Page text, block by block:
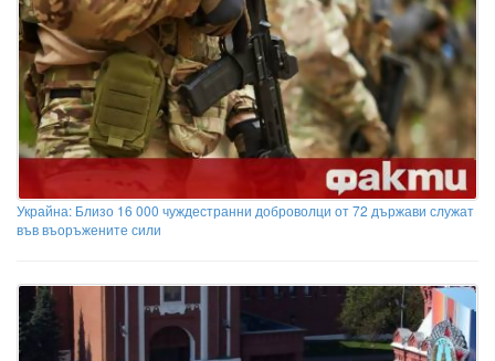
Украйна: Близо 16 000 чуждестранни доброволци от 72 държави служат
във въоръжените сили